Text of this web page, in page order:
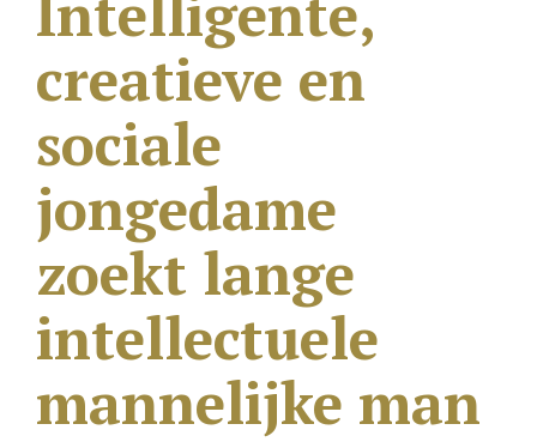
creatieve en
sociale
jongedame
zoekt lange
intellectuele
mannelijke man